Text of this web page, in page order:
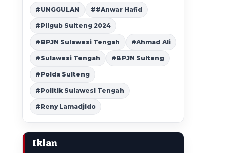
#UNGGULAN ##Anwar Hafid
#Pilgub Sulteng 2024
#BPJN Sulawesi Tengah #Ahmad Ali
#Sulawesi Tengah #BPJN Sulteng
#Polda Sulteng
#Politik Sulawesi Tengah
#Reny Lamadjido
Iklan